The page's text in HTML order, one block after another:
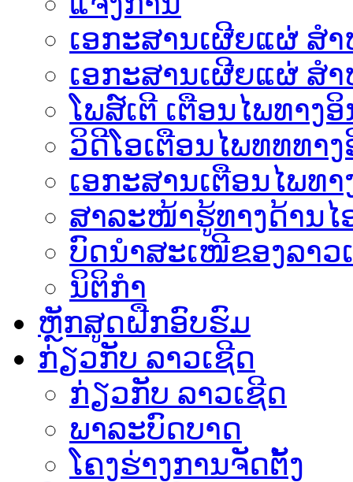
ເອກະສານເຜີຍແຜ່ ສ
ເອກະສານເຜີຍແຜ່ ສ
ໂພສ໌ເຕີ ເຕືອນໄພທາງອິ
ວິດີໂອເຕືອນໄພທທທາງ
ເອ​ກະ​ສານເຕືອນໄພທາ
ສາລະໜ້າຮູ້ທາງດ້ານໄ
ບົດນຳສະເໜີຂອງລາວ
ນິຕິກຳ
ຫຼັກສູດຝືກອົບຮົມ
ກ່ຽວກັບ ລາວເຊີດ
ກ່ຽວກັບ ລາວເຊີດ
ພາລະບົດບາດ
ໂຄງຮ່າງການຈັດຕັ້ງ